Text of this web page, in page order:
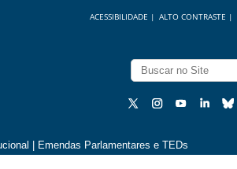
ALTO CONTRASTE |
ACESSIBILIDADE |
Emendas Parlamentares e TEDs